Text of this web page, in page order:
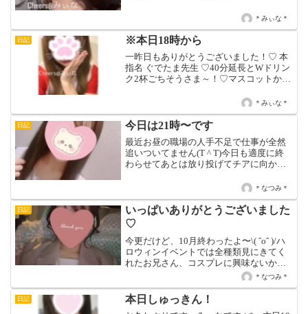
＊みぃな＊
日記 ※本日18時から
一昨日もありがとうございました！♡ 本
指名 ぐでたま先生 ♡40分延長とWドリン
ク2杯ごちそうさま～！♡マスコットかわ
♡40分延長とWドリンク2杯ごちそうさ
ま！！ボーイさんと仕掛け合っ...
＊みぃな＊
日記 今日は21時〜です
最近お昼の職場の人手不足で仕事が全然
追いついてません(T ^ T)今日も適度に終
わらせてあとは放り投げてチアに向かい
てます〜切ってから絶対巻いてたので、
違和感しかありません?今日はわたしまっ
たり寂しい...
＊なつみ＊
日記
いっぱいありがとうございました
♡
今更だけど、10月終わったよ〜\( ˆoˆ )/ハ
ロウィンイベントでは全種類見にきてく
れたお兄さん、コスプレに興味ないから
イベントやってることを秘密にしちゃっ
さん、いつも通りご飯食べて一緒に行っ
てくれた...
＊なつみ＊
日記 本日しゅっきん！